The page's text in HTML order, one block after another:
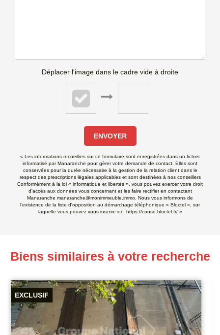
Déplacer l'image dans le cadre vide à droite
ENVOYER
« Les informations recueillies sur ce formulaire sont enregistrées dans un fichier
informatisé par Manaranche pour gérer votre demande de contact. Elles sont
conservées pour la durée nécessaire à la gestion de la relation client dans le
respect des prescriptions légales applicables et sont destinées à nos conseillers
Conformément à la loi « informatique et libertés », vous pouvez exercer votre droit
d'accès aux données vous concernant et les faire rectifier en contactant
Manaranche manaranche@monimmeuble.immo. Nous vous informons de
l’existence de la liste d'opposition au démarchage téléphonique « Bloctel », sur
laquelle vous pouvez vous inscrire ici : https://conso.bloctel.fr/»
Biens similaires à votre recherche